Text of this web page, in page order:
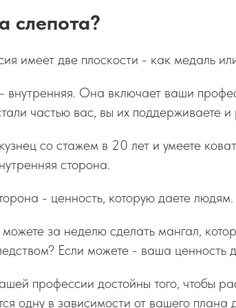
слепота?
имеет две плоскости - как медаль
внутренняя. Она включает ваши
частью вас, вы их поддерживаете и
со стажем в 20 лет и умеете
сторона.
- ценность, которую даете людям.
за неделю сделать мангал,
Если можете - ваша ценность
профессии достойны того, чтобы
одну в зависимости от вашего плана